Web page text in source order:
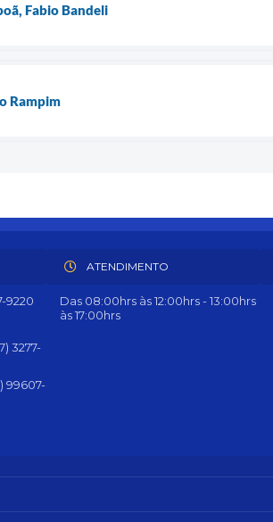
Fabio Bandeli
Rampim
9220
3277-
99607-
ATENDIMENTO
Das 08:00hrs às 12:00hrs - 13:00hrs
às 17:00hrs